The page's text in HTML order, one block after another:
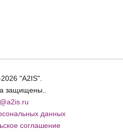
"A2IS".
защищены..
данных
соглашение